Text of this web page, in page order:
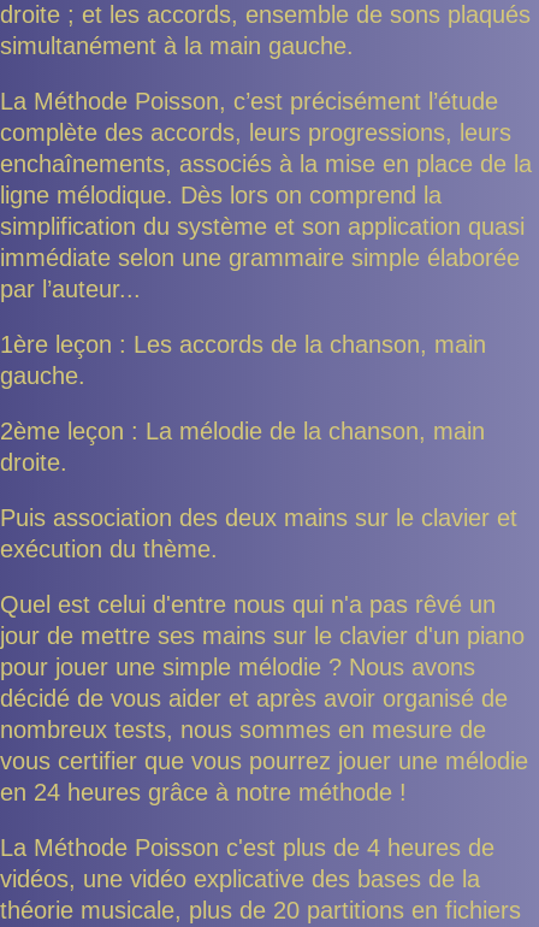
droite ; et les accords, ensemble de sons plaqués
simultanément à la main gauche.
La Méthode Poisson, c’est précisément l’étude
complète des accords, leurs progressions, leurs
enchaînements, associés à la mise en place de la
ligne mélodique. Dès lors on comprend la
simplification du système et son application quasi
immédiate selon une grammaire simple élaborée
par l’auteur...
1ère leçon : Les accords de la chanson, main
gauche.
2ème leçon : La mélodie de la chanson, main
droite.
Puis association des deux mains sur le clavier et
exécution du thème.
Quel est celui d'entre nous qui n'a pas rêvé un
jour de mettre ses mains sur le clavier d'un piano
pour jouer une simple mélodie ? Nous avons
décidé de vous aider et après avoir organisé de
nombreux tests, nous sommes en mesure de
vous certifier que vous pourrez jouer une mélodie
en 24 heures grâce à notre méthode !
La Méthode Poisson c'est plus de 4 heures de
vidéos, une vidéo explicative des bases de la
théorie musicale, plus de 20 partitions en fichiers